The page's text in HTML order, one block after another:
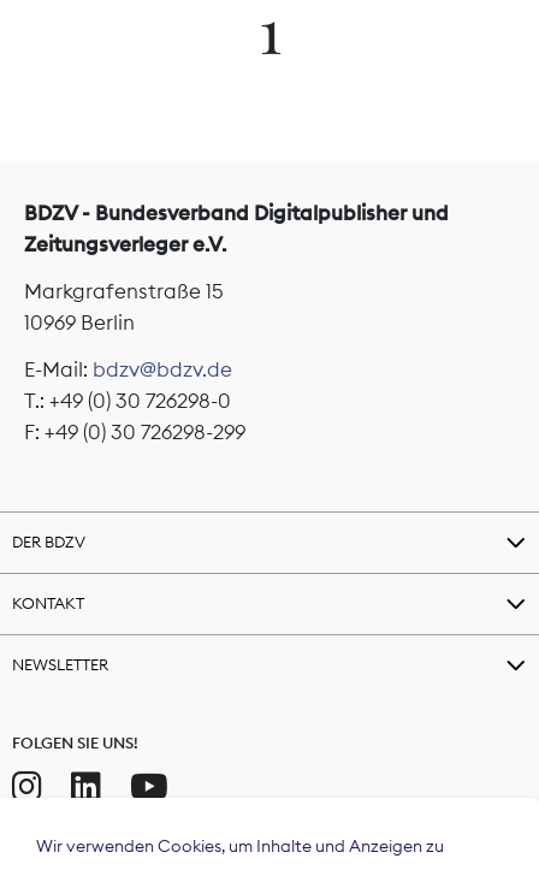
1
BDZV - Bundesverband Digitalpublisher und
Zeitungsverleger e.V.
Markgrafenstraße 15
10969 Berlin
E-Mail: bdzv@bdzv.de
T.: +49 (0) 30 726298-0
F: +49 (0) 30 726298-299
DER BDZV
KONTAKT
NEWSLETTER
FOLGEN SIE UNS!
Wir verwenden Cookies, um Inhalte und Anzeigen zu